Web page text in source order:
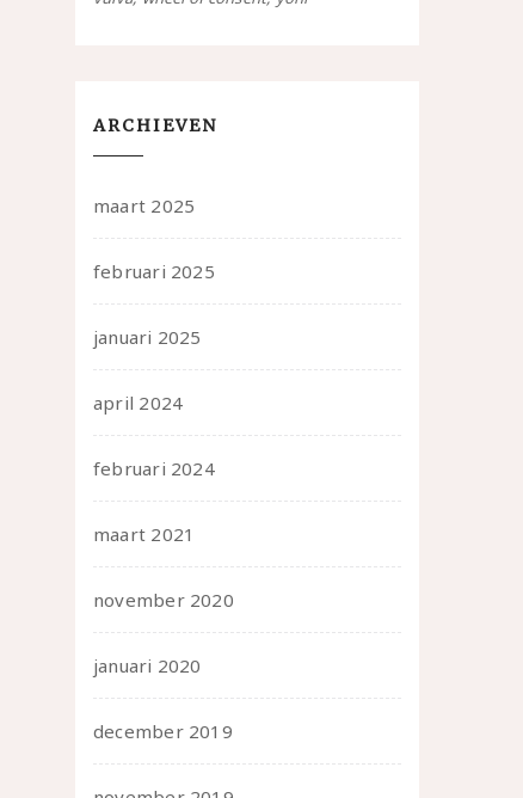
ARCHIEVEN
maart 2025
februari 2025
januari 2025
april 2024
februari 2024
maart 2021
november 2020
januari 2020
december 2019